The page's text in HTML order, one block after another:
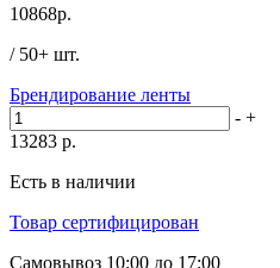
10868р.
/ 50+ шт.
Брендирование ленты
- +
13283 р.
Есть в наличии
Товар сертифицирован
Самовывоз 10:00 до 17:00